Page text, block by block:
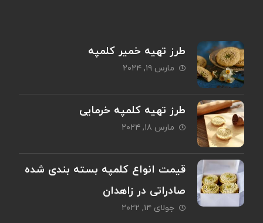
طرز تهیه خمیر کلمپه
مارس ۱۹, ۲۰۲۴
طرز تهیه کلمپه خرمایی
مارس ۱۸, ۲۰۲۴
قیمت انواع کلمپه بسته بندی شده
صادراتی در زاهدان
جولای ۱۴, ۲۰۲۲